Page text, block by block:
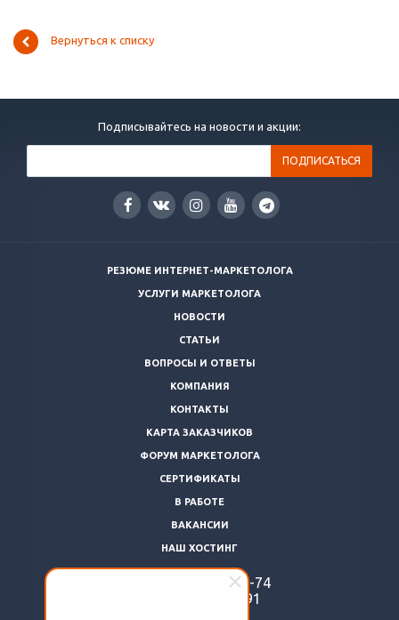
Вернуться к списку
Подписывайтесь на новости и акции:
РЕЗЮМЕ ИНТЕРНЕТ-МАРКЕТОЛОГА
УСЛУГИ МАРКЕТОЛОГА
НОВОСТИ
СТАТЬИ
ВОПРОСЫ И ОТВЕТЫ
КОМПАНИЯ
КОНТАКТЫ
КАРТА ЗАКАЗЧИКОВ
ФОРУМ МАРКЕТОЛОГА
СЕРТИФИКАТЫ
В РАБОТЕ
ВАКАНСИИ
НАШ ХОСТИНГ
922-48-74
869-64-91